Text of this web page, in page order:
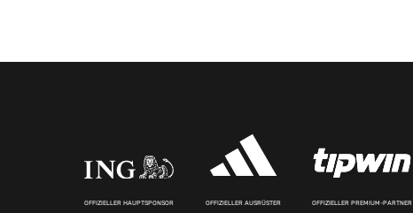
OFFIZIELLER HAUPTSPONSOR OFFIZIELLER AUSRÜSTER OFFIZIELLER PREMIUM-PARTNER